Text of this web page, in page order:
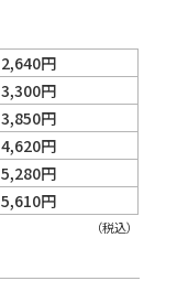
（税込）
2,640円
3,300円
3,850円
4,620円
5,280円
5,610円